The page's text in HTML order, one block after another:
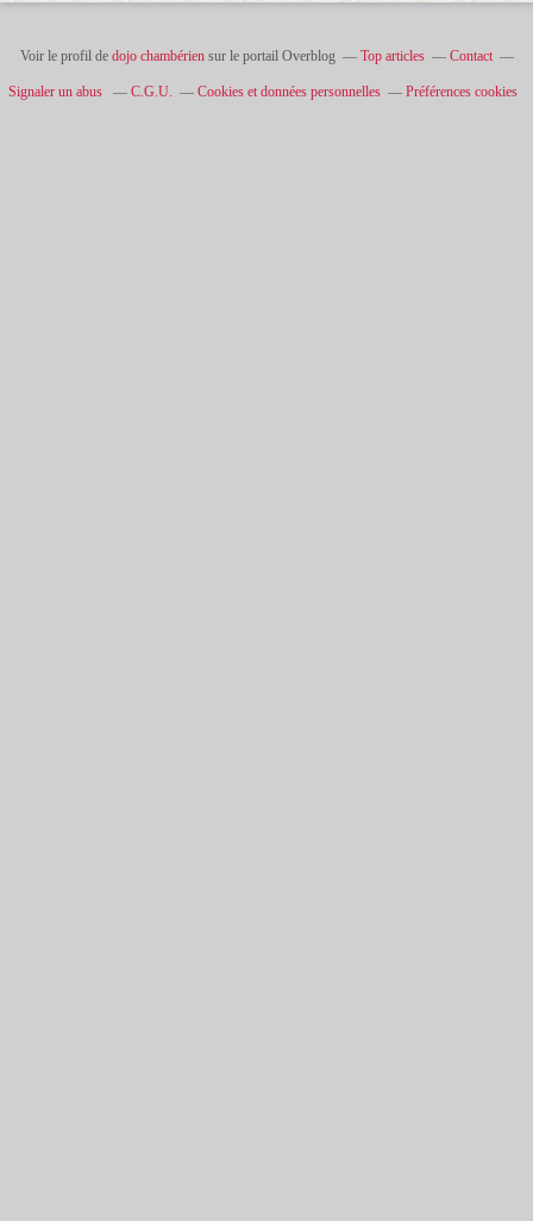
Voir le profil de dojo chambériensur le portail Overblog Top articles Contact
Signaler un abus C.G.U. Cookies et données personnelles Préférences cookies